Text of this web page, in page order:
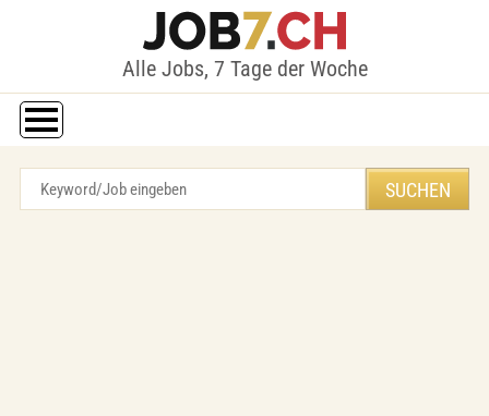
Alle Jobs, 7 Tage der Woche